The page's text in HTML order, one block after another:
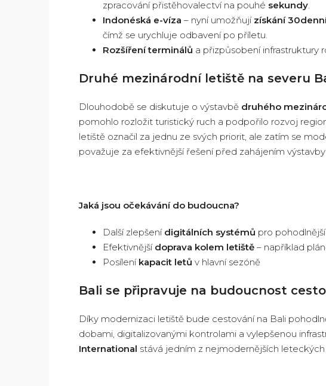
zpracování přistěhovalectví na pouhé sekundy
Indonéská e-víza – nyní umožňují získání
čímž se urychluje odbavení po příletu.
Rozšíření terminálů a přizpůsobení infrastruktury
Druhé mezinárodní letiště na severu
Dlouhodobě se diskutuje o výstavbě druhého
pomohlo rozložit turistický ruch a podpořilo rozvoj
letiště označil za jednu ze svých priorit, ale zatím se
považuje za efektivnější řešení před zahájením
Jaká jsou očekávání do budoucna?
Další zlepšení digitálních systémů pro
Efektivnější doprava kolem letiště – například
Posílení kapacit letů v hlavní sezóně
Bali se připravuje na budoucnost
Díky modernizaci letiště bude cestování na Bali
dobami, digitalizovanými kontrolami a vylepšenou
International stává jedním z nejmodernějších leteckých